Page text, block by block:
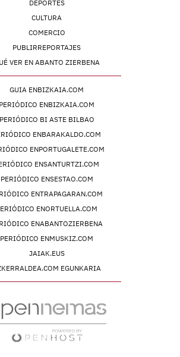
DEPORTES
CULTURA
COMERCIO
PUBLIRREPORTAJES
VER EN ABANTO ZIERBENA
GUIA ENBIZKAIA.COM
PERIÓDICO ENBIZKAIA.COM
PERIÓDICO BI ASTE BILBAO
ENBARAKALDO.COM
ENPORTUGALETE.COM
ENSANTURTZI.COM
PERIÓDICO ENSESTAO.COM
ENTRAPAGARAN.COM
ENORTUELLA.COM
ENABANTOZIERBENA
PERIÓDICO ENMUSKIZ.COM
JAIAK.EUS
EGUNKARIA